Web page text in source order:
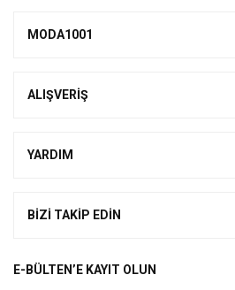
MODA1001
ALIŞVERİŞ
YARDIM
BİZİ TAKİP EDİN
E-BÜLTEN’E KAYIT OLUN